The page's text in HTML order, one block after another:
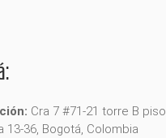
Cra 7 #71-21 torre B piso
13-36, Bogotá, Colombia